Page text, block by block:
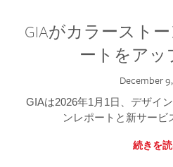
GIAがカラースト
ートをアッ
December
GIAは2026年1月1日、デザイ
ンレポートと新サービ
続きを